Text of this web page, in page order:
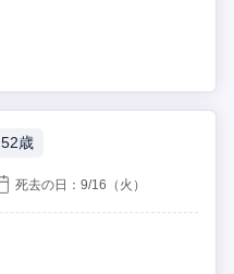
52歳
死去の日：9/16 （火）